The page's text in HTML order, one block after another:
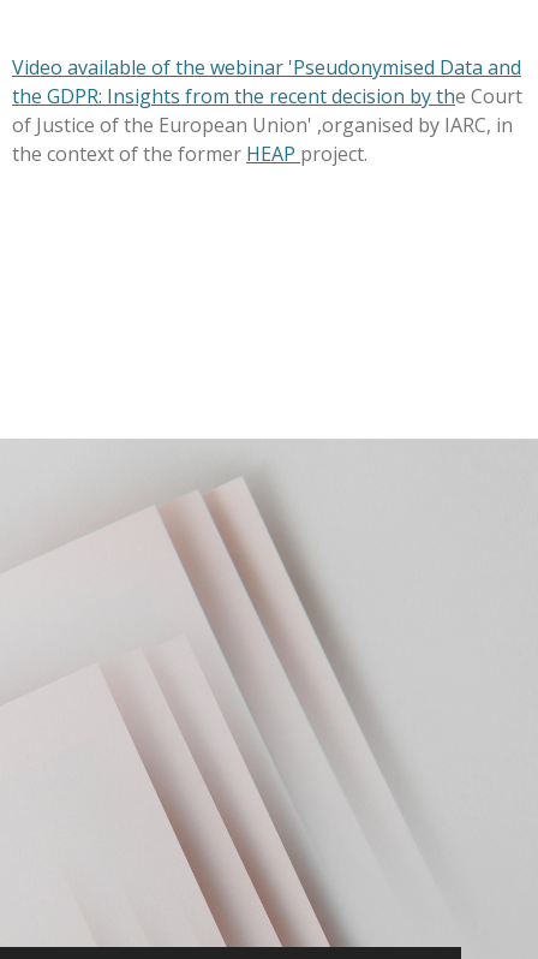
Video available of the webinar 'Pseudonymised Data and
the GDPR: Insights from the recent decision by the Court
of Justice of the European Union' ,organised by IARC, in
the context of the former HEAP project.